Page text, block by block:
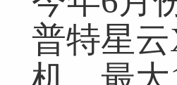
普特星